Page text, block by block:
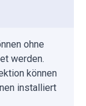
ohne
werden.
können
installiert